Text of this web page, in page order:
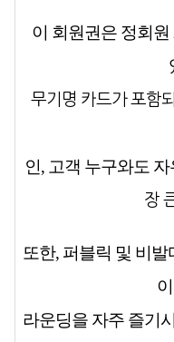
이 회원권은 정회원
무기명 카드가 포함
인, 고객 누구와도
장
또한, 퍼블릭 및 비발
라운딩을 자주 즐기